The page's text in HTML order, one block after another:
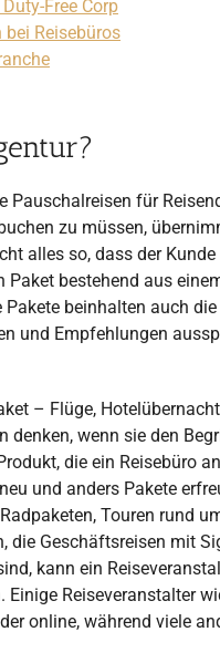
Free Corp
bei Reisebüros
Pauschalreisen für
zu müssen,
alles so, dass der
Paket bestehend aus
beinhalten auch
und Empfehlungen
– Flüge,
denken, wenn sie den
die ein Reisebüro
und anders Pakete
Touren rund
die Geschäftsreisen mit
kann ein
Reiseveranstalter
online, während viele